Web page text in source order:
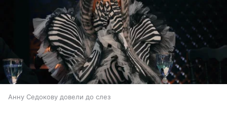
Анну Седокову довели до слез